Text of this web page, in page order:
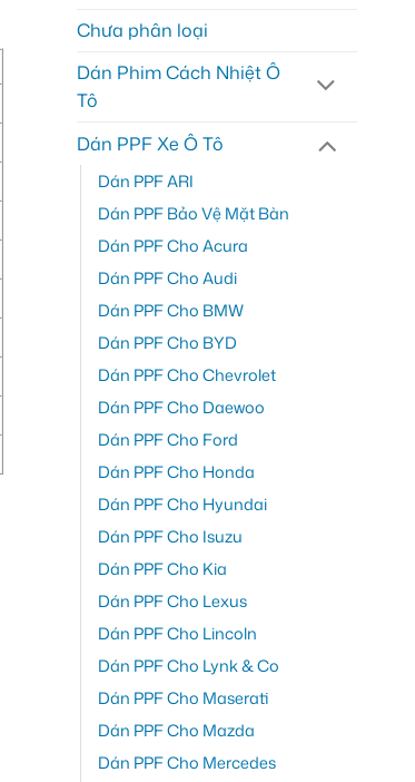
Chưa phân loại
Dán Phim Cách Nhiệt Ô
Tô
Dán PPF Xe Ô Tô
Dán PPF ARI
Dán PPF Bảo Vệ Mặt Bàn
Dán PPF Cho Acura
Dán PPF Cho Audi
Dán PPF Cho BMW
Dán PPF Cho BYD
Dán PPF Cho Chevrolet
Dán PPF Cho Daewoo
Dán PPF Cho Ford
Dán PPF Cho Honda
Dán PPF Cho Hyundai
Dán PPF Cho Isuzu
Dán PPF Cho Kia
Dán PPF Cho Lexus
Dán PPF Cho Lincoln
Dán PPF Cho Lynk & Co
Dán PPF Cho Maserati
Dán PPF Cho Mazda
Dán PPF Cho Mercedes